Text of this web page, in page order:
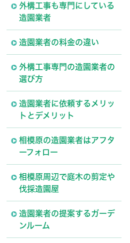
外構工事も専門にしている
造園業者
造園業者の料金の違い
外構工事専門の造園業者の
選び方
造園業者に依頼するメリッ
トとデメリット
相模原の造園業者はアフタ
ーフォロー
相模原周辺で庭木の剪定や
伐採造園屋
造園業者の提案するガーデ
ンルーム